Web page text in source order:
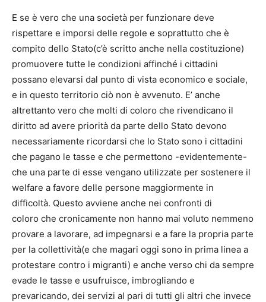
E se è vero che una società per funzionare deve
rispettare e imporsi delle regole e soprattutto che è
compito dello Stato(c’è scritto anche nella costituzione)
promuovere tutte le condizioni affinché i cittadini
possano elevarsi dal punto di vista economico e sociale,
e in questo territorio ciò non è avvenuto. E’ anche
altrettanto vero che molti di coloro che rivendicano il
diritto ad avere priorità da parte dello Stato devono
necessariamente ricordarsi che lo Stato sono i cittadini
che pagano le tasse e che permettono -evidentemente-
che una parte di esse vengano utilizzate per sostenere il
welfare a favore delle persone maggiormente in
difficoltà. Questo avviene anche nei confronti di
coloro che cronicamente non hanno mai voluto nemmeno
provare a lavorare, ad impegnarsi e a fare la propria parte
per la collettività(e che magari oggi sono in prima linea a
protestare contro i migranti) e anche verso chi da sempre
evade le tasse e usufruisce, imbrogliando e
prevaricando, dei servizi al pari di tutti gli altri che invece